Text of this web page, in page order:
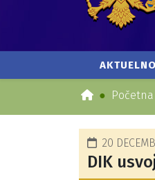
Početna
20
DIK